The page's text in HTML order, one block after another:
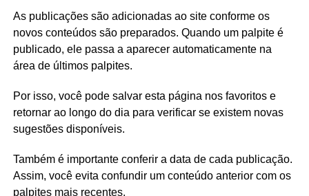
As publicações são adicionadas ao site conforme os
novos conteúdos são preparados. Quando um palpite é
publicado, ele passa a aparecer automaticamente na
área de últimos palpites.
Por isso, você pode salvar esta página nos favoritos e
retornar ao longo do dia para verificar se existem novas
sugestões disponíveis.
Também é importante conferir a data de cada publicação.
Assim, você evita confundir um conteúdo anterior com os
palpites mais recentes.